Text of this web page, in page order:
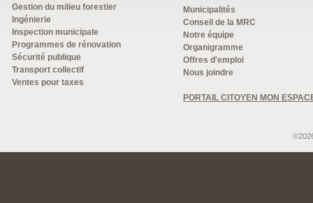
Gestion du milieu forestier
Ingénierie
Inspection municipale
Programmes de rénovation
Sécurité publique
Transport collectif
Ventes pour taxes
Municipalités
Conseil de la MRC
Notre équipe
Organigramme
Offres d'emploi
Nous joindre
PORTAIL CITOYEN MON